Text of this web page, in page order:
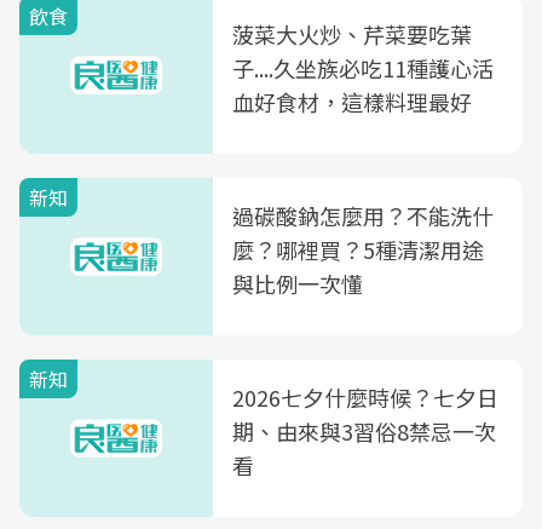
飲食
菠菜大火炒、芹菜要吃葉
子....久坐族必吃11種護心活
血好食材，這樣料理最好
新知
過碳酸鈉怎麼用？不能洗什
麼？哪裡買？5種清潔用途
與比例一次懂
新知
2026七夕什麼時候？七夕日
期、由來與3習俗8禁忌一次
看